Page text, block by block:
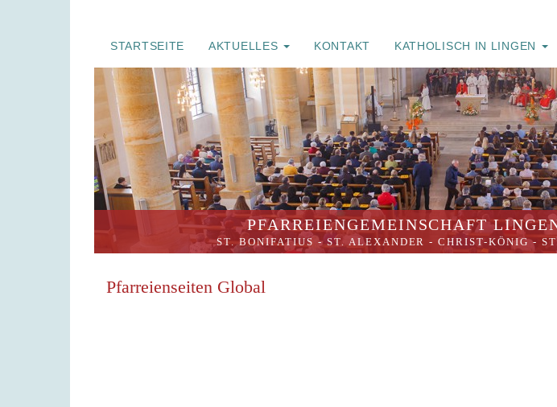
STARTSEITE AKTUELLES KONTAKT KATHOLISCH IN LINGEN
PFARREIENGEMEINSCHAFT
ST. BONIFATIUS - ST. ALEXANDER -CHRIST-KÖNIG-
Pfarreienseiten Global